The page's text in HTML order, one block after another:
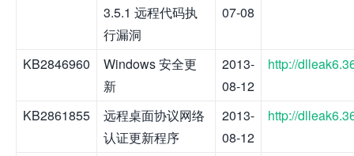
3.5.1 远程代码执
行漏洞
07-08
KB2846960
Windows 安全更
新
2013-
08-12
http://
KB2861855
远程桌面协议网络
认证更新程序
2013-
08-12
http://